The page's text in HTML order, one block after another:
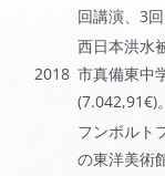
回講演、3
2018
西日本洪水
市真備東中
(7.042,91€)。
フンボルト
の東洋美術